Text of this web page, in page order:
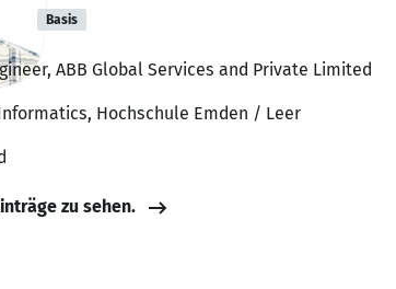
Basis
ABB Global Services and Private Limited
Hochschule Emden / Leer
zu sehen.